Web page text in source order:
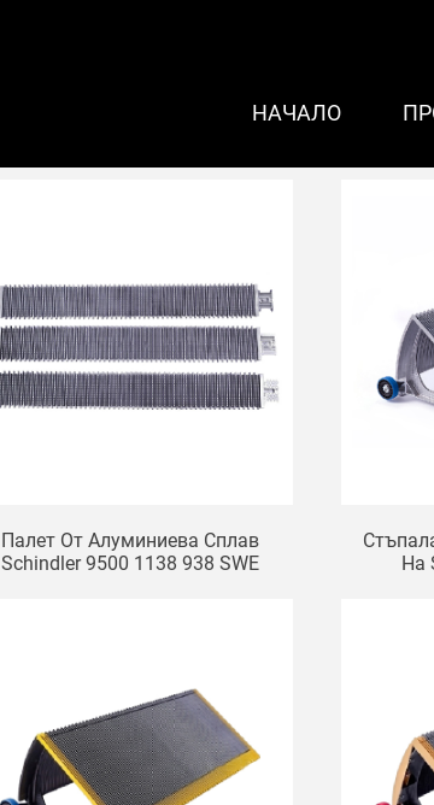
НАЧАЛО
Палет От Алуминиева Сплав
Schindler 9500 1138 938 SWE
На